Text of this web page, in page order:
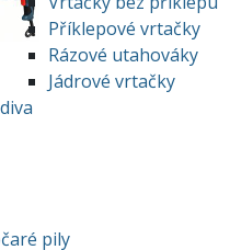
Příklepové vrtačky
Rázové utahováky
Jádrové vrtačky
pily